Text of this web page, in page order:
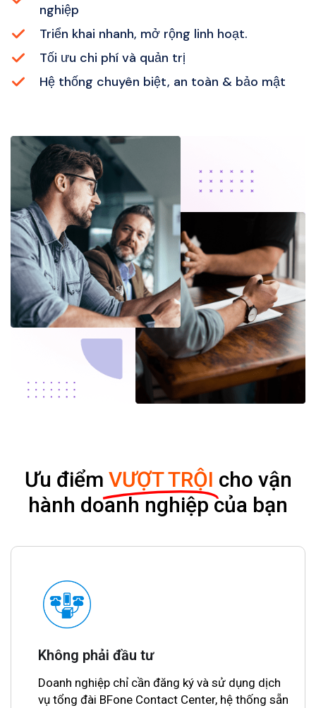
nghiệp
Triển khai nhanh, mở rộng linh hoạt.
Tối ưu chi phí và quản trị
Hệ thống chuyên biệt, an toàn & bảo mật
Ưu điểm VƯỢT TRỘI cho vận
hành doanh nghiệp của bạn
Không phải đầu tư
Doanh nghiệp chỉ cần đăng ký và sử dụng dịch
vụ tổng đài BFone Contact Center, hệ thống sẵn